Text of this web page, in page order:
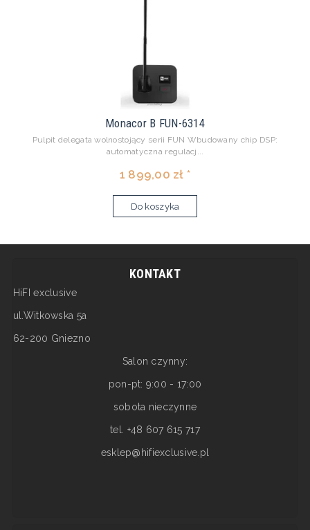
Monacor B FUN-6314
Pulpit delegata wolnostojący serii FUN Wbudowany chip DSP:
automatyczna regulacj...
1 899,00 zł *
Do koszyka
KONTAKT
HiFI exclusive
ul.Witkowska 5a
62-200 Gniezno
Salon czynny:
pon-pt: 9:00 - 17:00
sobota nieczynne
tel. +48 607 615 717
esklep@hifiexclusive.pl